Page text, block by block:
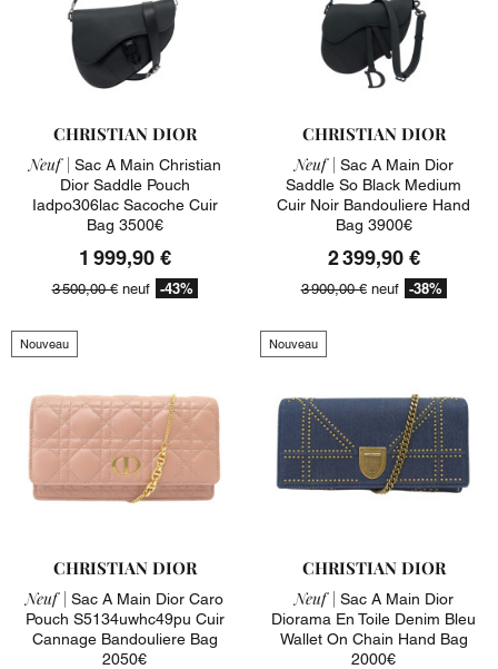
CHRISTIAN DIOR
Neuf | Sac A Main Christian
Dior Saddle Pouch
Iadpo306lac Sacoche Cuir
Bag 3500€
1 999,90 €
3 500,00 €neuf -43%
CHRISTIAN DIOR
Neuf | Sac A Main Dior
Saddle So Black Medium
Cuir Noir Bandouliere Hand
Bag 3900€
2 399,90 €
3 900,00 €neuf -38%
Nouveau
CHRISTIAN DIOR
Neuf | Sac A Main Dior Caro
Pouch S5134uwhc49pu Cuir
Cannage Bandouliere Bag
2050€
Nouveau
CHRISTIAN DIOR
Neuf | Sac A Main Dior
Diorama En Toile Denim Bleu
Wallet On Chain Hand Bag
2000€